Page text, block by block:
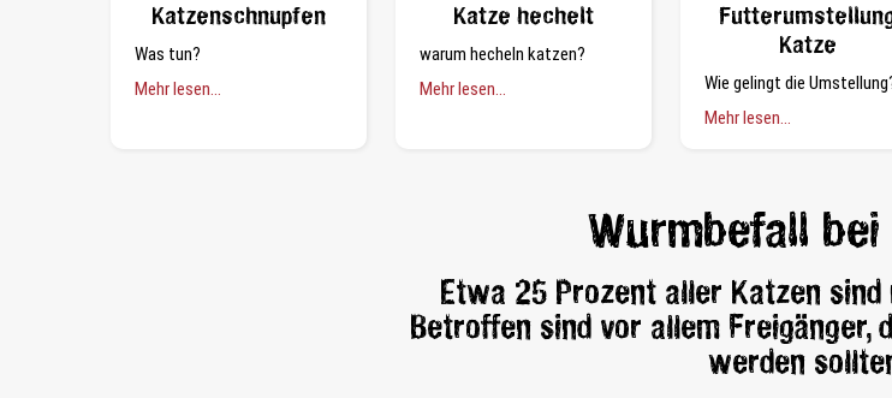
Katzenschnupfen
Was tun?
Mehr lesen...
Katze hechelt
warum hecheln katzen?
Mehr lesen...
Katze
Wie gelingt die
Mehr lesen...
Wurmbefall bei
Etwa 25 Prozent aller Katzen
Betroffen sind vor allem Freigänger,
werden